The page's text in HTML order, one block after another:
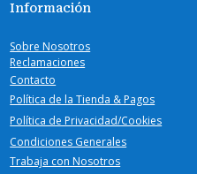
Información
Sobre Nosotros
Reclamaciones
Contacto
Política de la Tienda & Pagos
Política de Privacidad/Cookies
Condiciones Generales
Trabaja con Nosotros